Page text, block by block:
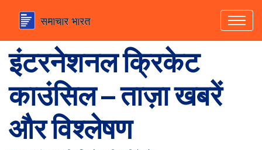
इंटरनेशनल क्रिकेट
काउंसिल– ताज़ा खबरें
और विश्लेषण